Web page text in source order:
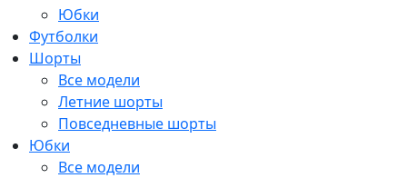
Юбки
Футболки
Шорты
Все модели
Летние шорты
Повседневные шорты
Юбки
Все модели